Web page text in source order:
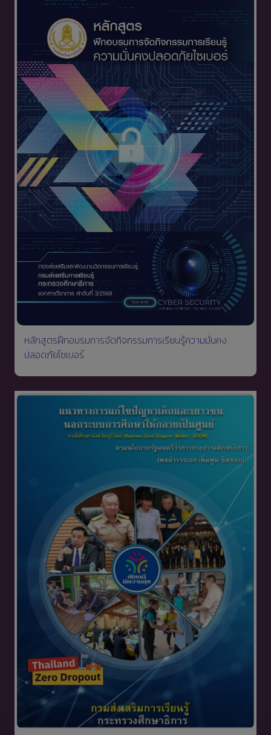
หลักสูตรฝึกอบรมการจัดกิจกรรมการเรียนรู้ความมั่นคง
ปลอดภัยไซเบอร์